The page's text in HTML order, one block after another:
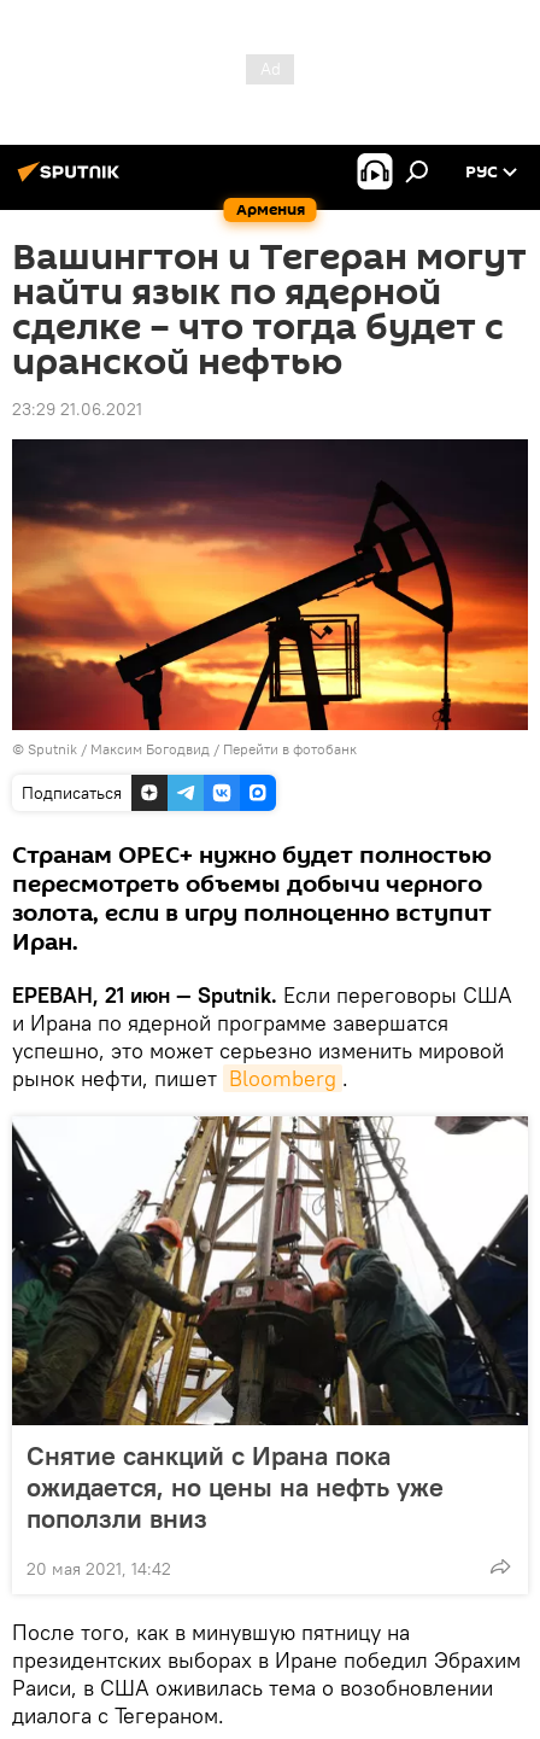
Армения
РУС
Вашингтон и Тегеран могут
найти язык по ядерной
сделке – что тогда будет с
иранской нефтью
23:29 21.06.2021
© Sputnik / Максим Богодвид / Перейти в фотобанк
Подписаться
Странам OPEC+ нужно будет полностью
пересмотреть объемы добычи черного
золота, если в игру полноценно вступит
Иран.
ЕРЕВАН, 21 июн — Sputnik. Если переговоры США
и Ирана по ядерной программе завершатся
успешно, это может серьезно изменить мировой
рынок нефти, пишет Bloomberg .
Снятие санкций с Ирана пока
ожидается, но цены на нефть уже
поползли вниз
20 мая 2021, 14:42
После того, как в минувшую пятницу на
президентских выборах в Иране победил Эбрахим
Раиси, в США оживилась тема о возобновлении
диалога с Тегераном.